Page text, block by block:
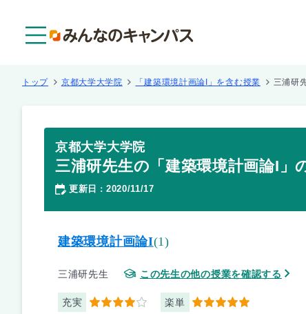
トップ 京都大学大学院 「建築環境計画論I」を含む授業 三浦研
京都大学大学院
三浦研先生の「建築環境計画論I」
更新日 ： 2020/11/17
建築環境計画論I(1)
三浦研先生 この先生の他の授業を確認する
充実 4 楽単 5